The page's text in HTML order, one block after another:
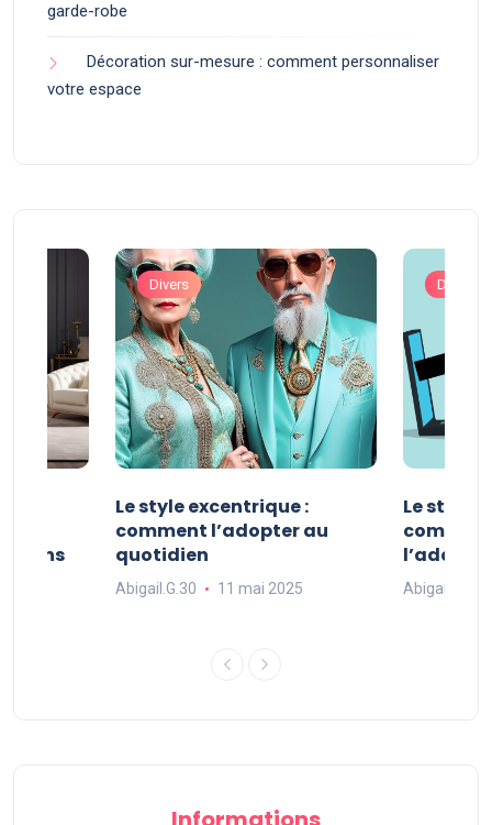
garde-robe
Décoration sur-mesure : comment personnaliser
votre espace
dans
Divers
Le style excentrique :
comment l’adopter au
quotidien
Abigail.G.30 11 mai 2025
Divers
Le style
Abigail.G.30